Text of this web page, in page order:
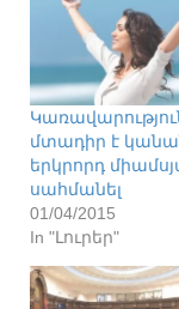
մտադիր է
երկրորդ
սահմանել
01/04/2015
In "Լուրեր"